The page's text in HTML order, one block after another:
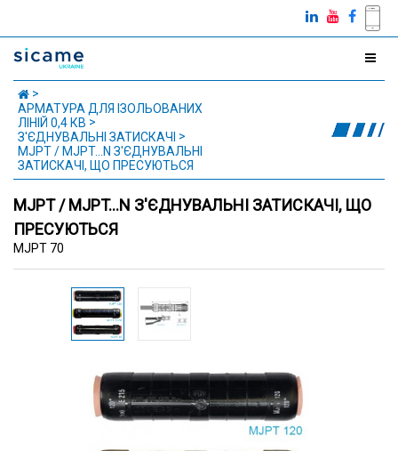
АРМАТУРА ДЛЯ ІЗОЛЬОВАНИХ
ЛІНІЙ 0,4 КВ
З'ЄДНУВАЛЬНІ ЗАТИСКАЧІ
MJPT / MJPT...N З'ЄДНУВАЛЬНІ
ЗАТИСКАЧІ, ЩО ПРЕСУЮТЬСЯ
MJPT / MJPT...N З'ЄДНУВАЛЬНІ ЗАТИСКАЧІ, ЩО
ПРЕСУЮТЬСЯ
MJPT 70